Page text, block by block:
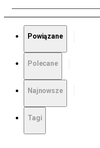
Powiązane
Polecane
Najnowsze
Tagi